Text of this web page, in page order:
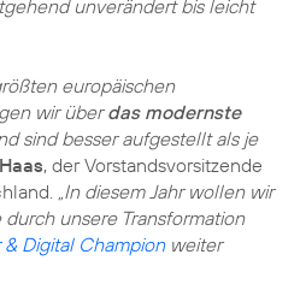
unverändert bis leicht
europäischen
wir überdas modernste
sind besser aufgestellt als je
, der Vorstandsvorsitzende
„In diesem Jahr wollen wir
unsere Transformation
Digital Championweiter